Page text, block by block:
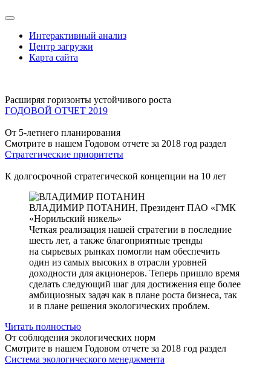
Интерактивный анализ
Центр загрузки
Карта сайта
Расширяя горизонты устойчивого роста
ГОДОВОЙ ОТЧЕТ 2019
От 5-летнего планирования
Смотрите в нашем Годовом отчете за 2018 год раздел
Стратегические приоритеты
К долгосрочной стратегической концепции на 10 лет
ВЛАДИМИР ПОТАНИН, Президент ПАО «ГМК
«Норильский никель»
Четкая реализация нашей стратегии в последние
шесть лет, а также благоприятные тренды
на сырьевых рынках помогли нам обеспечить
один из самых высоких в отрасли уровней
доходности для акционеров. Теперь пришло время
сделать следующий шаг для достижения еще более
амбициозных задач как в плане роста бизнеса, так
и в плане решения экологических проблем.
Читать полностью
От соблюдения экологических норм
Смотрите в нашем Годовом отчете за 2018 год раздел
Система экологического менеджмента